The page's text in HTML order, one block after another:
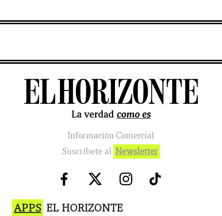
Información Comercial
Suscribete al Newsletter
APPS EL HORIZONTE